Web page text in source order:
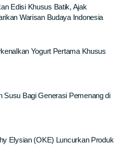
Edisi Khusus Batik, Ajak
Warisan Budaya Indonesia
Yogurt Pertama Khusus
Susu Bagi Generasi Pemenang di
Elysian (OKE) Luncurkan Produk